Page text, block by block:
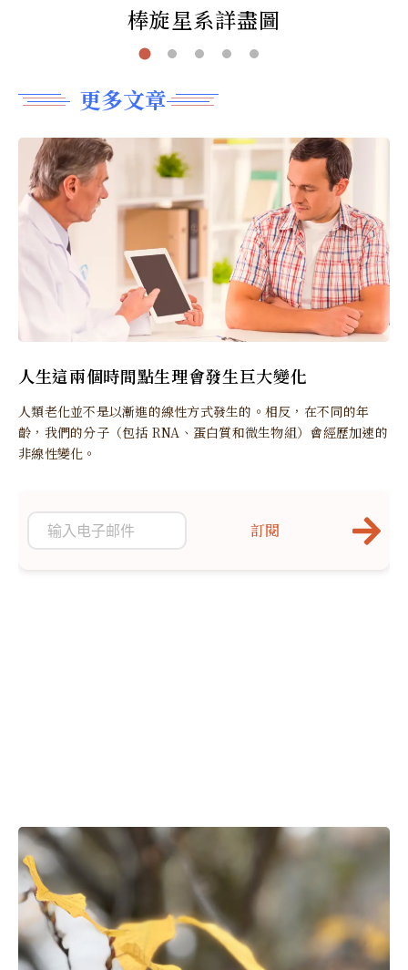
棒旋星系詳盡圖
更多文章
人生這兩個時間點生理會發生巨大變化
人類老化並不是以漸進的線性方式發生的。相反，在不同的年
齡，我們的分子（包括 RNA、蛋白質和微生物組）會經歷加速的
非線性變化。
訂閱